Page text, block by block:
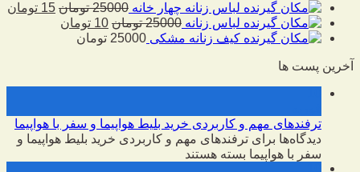
لباس زنانه چهار خانه 25000 تومان 15 تومان
لباس زنانه 25000 تومان 10 تومان
کیف زنانه مشکی 25000 تومان
آخرین پست ها
ترفندهای مهم و کاربردی خرید بلیط هواپیما و سفر با هواپیما
دیدگاه‌ها برای ترفندهای مهم و کاربردی خرید بلیط هواپیما و
سفر با هواپیما بسته هستند